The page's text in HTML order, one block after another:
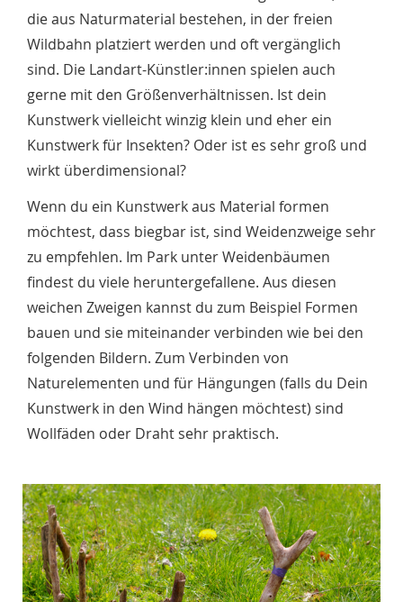
die aus Naturmaterial bestehen, in der freien
Wildbahn platziert werden und oft vergänglich
sind. Die Landart-Künstler:innen spielen auch
gerne mit den Größenverhältnissen. Ist dein
Kunstwerk vielleicht winzig klein und eher ein
Kunstwerk für Insekten? Oder ist es sehr groß und
wirkt überdimensional?
Wenn du ein Kunstwerk aus Material formen
möchtest, dass biegbar ist, sind Weidenzweige sehr
zu empfehlen. Im Park unter Weidenbäumen
findest du viele heruntergefallene. Aus diesen
weichen Zweigen kannst du zum Beispiel Formen
bauen und sie miteinander verbinden wie bei den
folgenden Bildern. Zum Verbinden von
Naturelementen und für Hängungen (falls du Dein
Kunstwerk in den Wind hängen möchtest) sind
Wollfäden oder Draht sehr praktisch.